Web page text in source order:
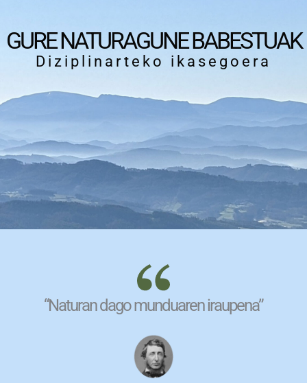
GURE NATURAGUNE BABESTUAK
Diziplinarteko ikasegoera
“Naturan dago munduaren iraupena”